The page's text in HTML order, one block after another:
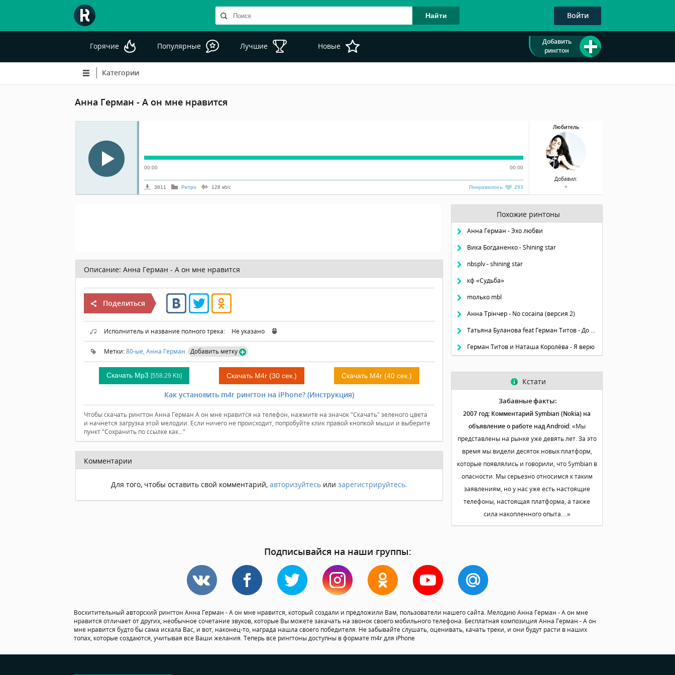
Войти
Горячие Популярные Лучшие Новые
Добавить
рингтон
Категории
Анна Герман - А он мне нравится
00:00 00:00
3811 Ретро 128 кб/с Понравилось 293
Любитель
Добавил:
*
Описание: Анна Герман - А он мне нравится
Поделиться
Исполнитель и название полного трека: Не указано
Метки:80-ые, Анна Герман Добавить метку
Скачать Mp3 [558.29 Kb] Скачать M4r (30 сек.) Скачать M4r (40 сек.)
Как установить m4r рингтон на iPhone? (Инструкция)
Чтобы скачать рингтон Анна Герман А он мне нравится на телефон, нажмите на значок "Скачать" зеленого цвета
и начнется загрузка этой мелодии. Если ничего не происходит, попробуйте клик правой кнопкой мыши и выберите
пункт "Сохранить по ссылке как..."
Комментарии
Для того, чтобы оставить свой комментарий, авторизуйтесь или зарегистрируйтесь.
Похожие ринтоны
Анна Герман - Эхо любви
Вика Богданенко - Shining star
nbsplv - shining star
кф «Судьба»
mолько mbl
Анна Трінчер - No cocaina (версия 2)
Татьяна Буланова feat Герман Титов - До рассвета
Герман Титов и Наташа Королёва - Я верю
Кстати
Забавные факты:
2007 год: Комментарий Symbian (Nokia) на
объявление о работе над Android: «Мы
представлены на рынке уже девять лет. За это
время мы видели десяток новых платформ,
которые появлялись и говорили, что Symbian в
опасности. Мы серьезно относимся к таким
заявлениям, но у нас уже есть настоящие
телефоны, настоящая платформа, а также
сила накопленного опыта…»
Подписывайся на наши группы:
Восхитительный авторский рингтон Анна Герман - А он мне нравится, который создали и предложили Вам, пользователи нашего сайта. Мелодию Анна Герман - А он мне
нравится отличает от других, необычное сочетание звуков, которые Вы можете закачать на звонок своего мобильного телефона. Бесплатная композиция Анна Герман - А он
мне нравится будто бы сама искала Вас, и вот, наконец-то, награда нашла своего победителя. Не забывайте слушать, оценивать, качать треки, и они будут расти в наших
топах, которые создаются, учитывая все Ваши желания. Теперь все рингтоны доступны в формате m4r для iPhone